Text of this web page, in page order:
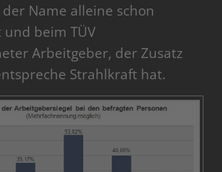
Name alleine schon
beim TÜV
Arbeitgeber, der Zusatz
Strahlkraft hat.